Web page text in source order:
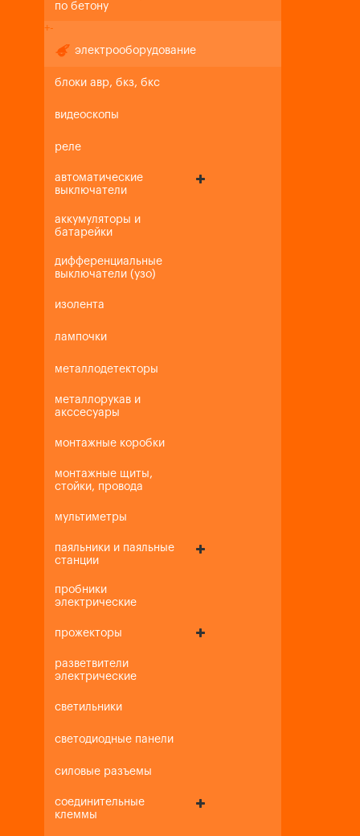
по бетону
+-
электрооборудование
блоки авр, бкз, бкс
видеоскопы
реле
автоматические
выключатели
аккумуляторы и
батарейки
дифференциальные
выключатели (узо)
изолента
лампочки
металлодетекторы
металлорукав и
акссесуары
монтажные коробки
монтажные щиты,
стойки, провода
мультиметры
паяльники и паяльные
станции
пробники
электрические
прожекторы
разветвители
электрические
светильники
светодиодные панели
силовые разъемы
соединительные
клеммы